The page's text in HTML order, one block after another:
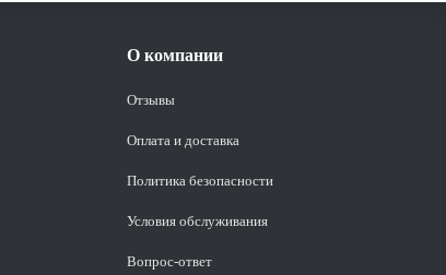
О компании
Отзывы
Оплата и доставка
Политика безопасности
Условия обслуживания
Вопрос-ответ